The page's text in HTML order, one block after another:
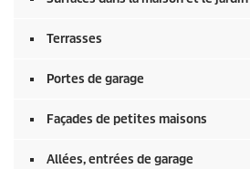
Terrasses
Portes de garage
Façades de petites maisons
Allées, entrées de garage